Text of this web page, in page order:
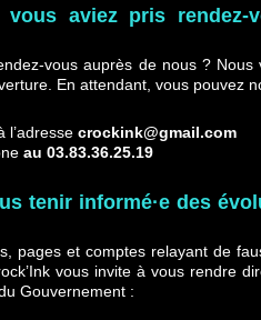
aviez pris
vous auprès de nous ?
En attendant, vous pouvez
l’adresse crockink@gmail.com
au 03.83.36.25.19
tenir informé·e des
pages et comptes relayant de
vous invite à vous rendre
Gouvernement :